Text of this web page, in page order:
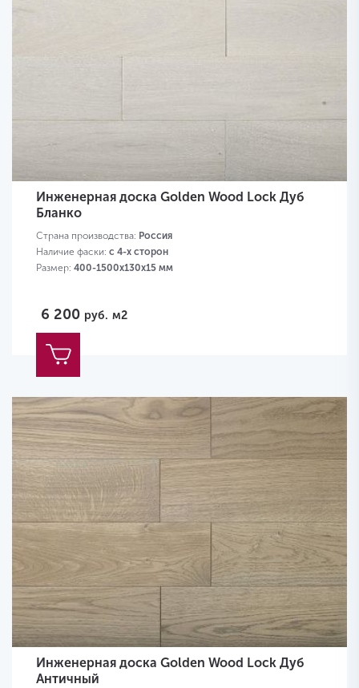
Инженерная доска Golden Wood Lock Дуб
Бланко
Страна производства: Россия
Наличие фаски: с 4-х сторон
Размер: 400-1500х130х15 мм
6 200 руб. м2
Инженерная доска Golden Wood Lock Дуб
Античный